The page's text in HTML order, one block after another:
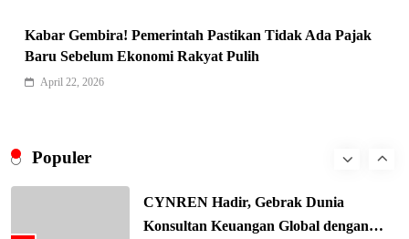
Populer
Xenco Medical Raih Penghargaan
CYNREN Hadir, Gebrak Dunia
Konsultan Keuangan Global dengan
Kabar Gembira! Pemerintah Pastikan Tidak Ada Pajak
Baru Sebelum Ekonomi Rakyat Pulih
April 22, 2026